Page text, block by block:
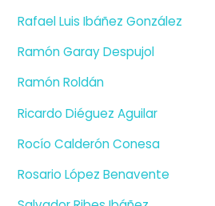
Rafael Luis Ibáñez González
Ramón Garay Despujol
Ramón Roldán
Ricardo Diéguez Aguilar
Rocío Calderón Conesa
Rosario López Benavente